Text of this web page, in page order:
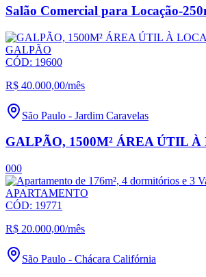
Salão Comercial para Locação-
GALPÃO
CÓD: 19600
R$ 40.000,00/mês
São Paulo - Jardim Caravelas
GALPÃO, 1500M² ÁREA ÚTIL
000
APARTAMENTO
CÓD: 19771
R$ 20.000,00/mês
São Paulo - Chácara Califórnia